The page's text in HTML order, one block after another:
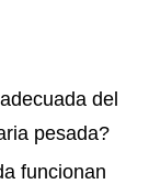
del
pesada?
funcionan